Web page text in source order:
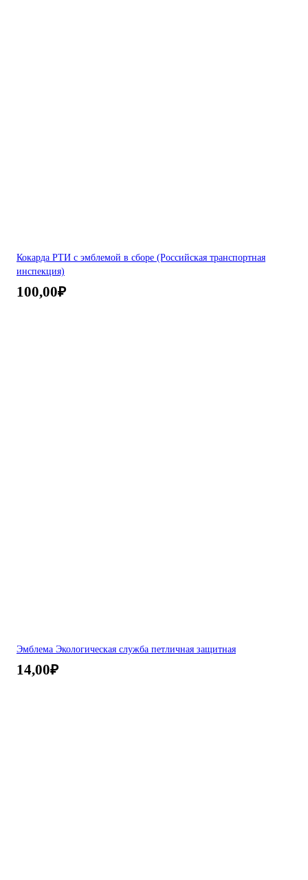
Кокарда РТИ с эмблемой в сборе (Российская транспортная
инспекция)
100,00₽
Эмблема Экологическая служба петличная защитная
14,00₽